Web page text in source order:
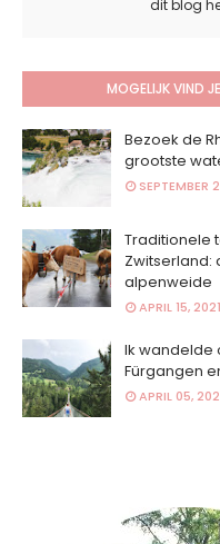
dit blog
MOGELIJK VIND
Bezoek de
grootste
SEPTEMBER
Traditionele
Zwitserland:
alpenweide
APRIL 15, 2021
Ik wandelde
Fürgangen
APRIL 05,